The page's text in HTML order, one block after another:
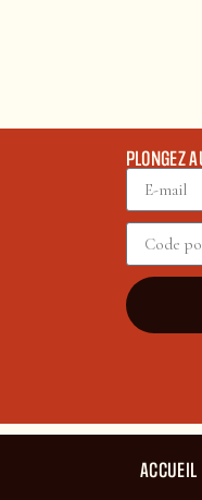
PLONGEZ
ACCUEIL